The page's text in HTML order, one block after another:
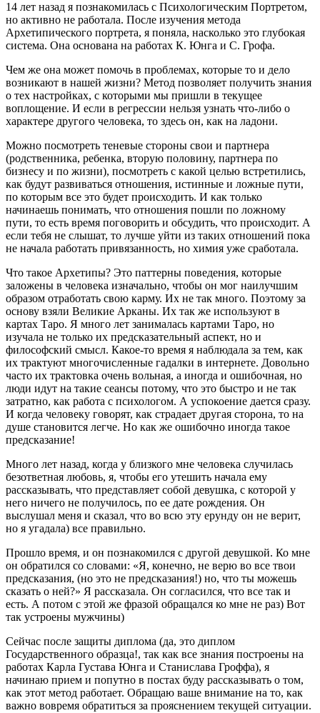
14 лет назад я познакомилась с Психологическим Портретом,
но активно не работала. После изучения метода
Архетипического портрета, я поняла, насколько это глубокая
система. Она основана на работах К. Юнга и С. Грофа.
Чем же она может помочь в проблемах, которые то и дело
возникают в нашей жизни? Метод позволяет получить знания
о тех настройках, с которыми мы пришли в текущее
воплощение. И если в регрессии нельзя узнать что-либо о
характере другого человека, то здесь он, как на ладони.
Можно посмотреть теневые стороны свои и партнера
(родственника, ребенка, вторую половину, партнера по
бизнесу и по жизни), посмотреть с какой целью встретились,
как будут развиваться отношения, истинные и ложные пути,
по которым все это будет происходить. И как только
начинаешь понимать, что отношения пошли по ложному
пути, то есть время поговорить и обсудить, что происходит. А
если тебя не слышат, то лучше уйти из таких отношений пока
не начала работать привязанность, но химия уже сработала.
Что такое Архетипы? Это паттерны поведения, которые
заложены в человека изначально, чтобы он мог наилучшим
образом отработать свою карму. Их не так много. Поэтому за
основу взяли Великие Арканы. Их так же используют в
картах Таро. Я много лет занималась картами Таро, но
изучала не только их предсказательный аспект, но и
философский смысл. Какое-то время я наблюдала за тем, как
их трактуют многочисленные гадалки в интернете. Довольно
часто их трактовка очень вольная, а иногда и ошибочная, но
люди идут на такие сеансы потому, что это быстро и не так
затратно, как работа с психологом. А успокоение дается сразу.
И когда человеку говорят, как страдает другая сторона, то на
душе становится легче. Но как же ошибочно иногда такое
предсказание!
Много лет назад, когда у близкого мне человека случилась
безответная любовь, я, чтобы его утешить начала ему
рассказывать, что представляет собой девушка, с которой у
него ничего не получилось, по ее дате рождения. Он
выслушал меня и сказал, что во всю эту ерунду он не верит,
но я угадала) все правильно.
Прошло время, и он познакомился с другой девушкой. Ко мне
он обратился со словами: «Я, конечно, не верю во все твои
предсказания, (но это не предсказания!) но, что ты можешь
сказать о ней?» Я рассказала. Он согласился, что все так и
есть. А потом с этой же фразой обращался ко мне не раз) Вот
так устроены мужчины)
Сейчас после защиты диплома (да, это диплом
Государственного образца!, так как все знания построены на
работах Карла Густава Юнга и Станислава Гроффа), я
начинаю прием и попутно в постах буду рассказывать о том,
как этот метод работает. Обращаю ваше внимание на то, как
важно вовремя обратиться за прояснением текущей ситуации.